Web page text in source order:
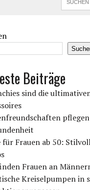
Beiträge
sind die
für Frauen ab 50:
Frauen an
Kreiselpumpen in